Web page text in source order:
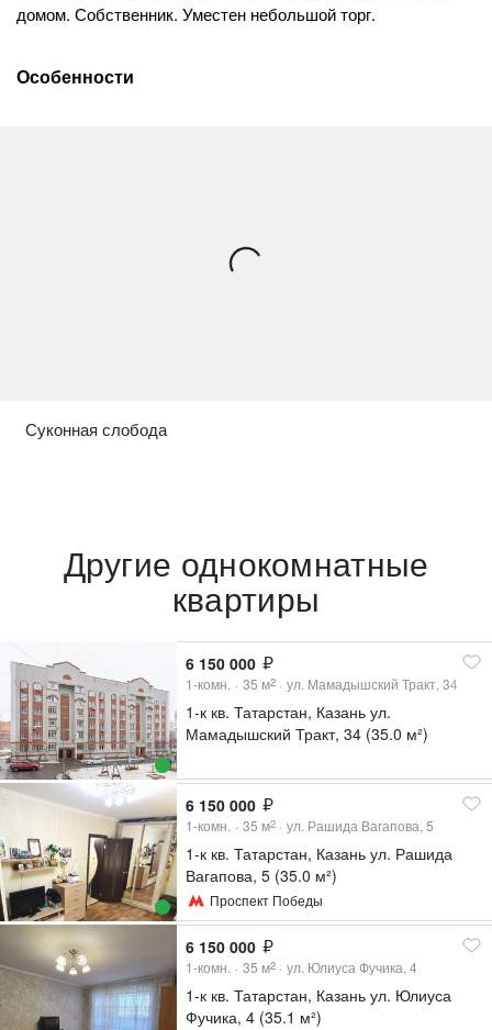
домом. Собственник. Уместен небольшой торг.
Особенности
Суконная слобода
Другие однокомнатные
квартиры
6 150 000
1-комн. 35 м2 ул. Мамадышский Тракт, 34
1-к кв. Татарстан, Казань ул.
Мамадышский Тракт, 34 (35.0 м²)
6 150 000
1-комн. 35 м2 ул. Рашида Вагапова, 5
1-к кв. Татарстан, Казань ул. Рашида
Вагапова, 5 (35.0 м²)
Проспект Победы
6 150 000
1-комн. 35 м2 ул. Юлиуса Фучика, 4
1-к кв. Татарстан, Казань ул. Юлиуса
Фучика, 4 (35.1 м²)